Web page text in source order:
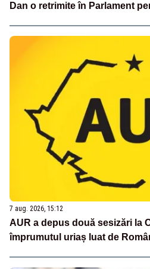
Dan o retrimite în Parlament
7 aug. 2026, 15:12
AUR a depus două sesizări la
împrumutul uriaș luat de